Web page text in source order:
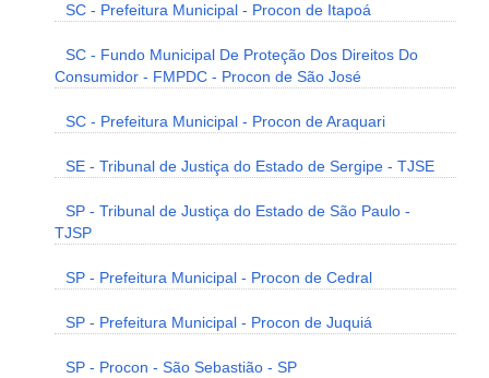
SC - Prefeitura Municipal - Procon de Itapoá
SC - Fundo Municipal De Proteção Dos Direitos Do
Consumidor - FMPDC - Procon de São José
SC - Prefeitura Municipal - Procon de Araquari
SE - Tribunal de Justiça do Estado de Sergipe - TJSE
SP - Tribunal de Justiça do Estado de São Paulo -
TJSP
SP - Prefeitura Municipal - Procon de Cedral
SP - Prefeitura Municipal - Procon de Juquiá
SP - Procon - São Sebastião - SP